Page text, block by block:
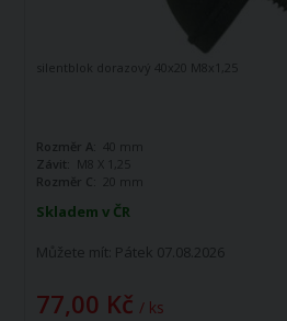
Skladem v ČR
Můžete mít: Pátek 07.08.2026
77,00 Kč / ks
silentblok dorazový 40x20 M8x1,25
Rozměr A:
40 mm
Závit: M8 X 1,25
Rozměr C:
20 mm